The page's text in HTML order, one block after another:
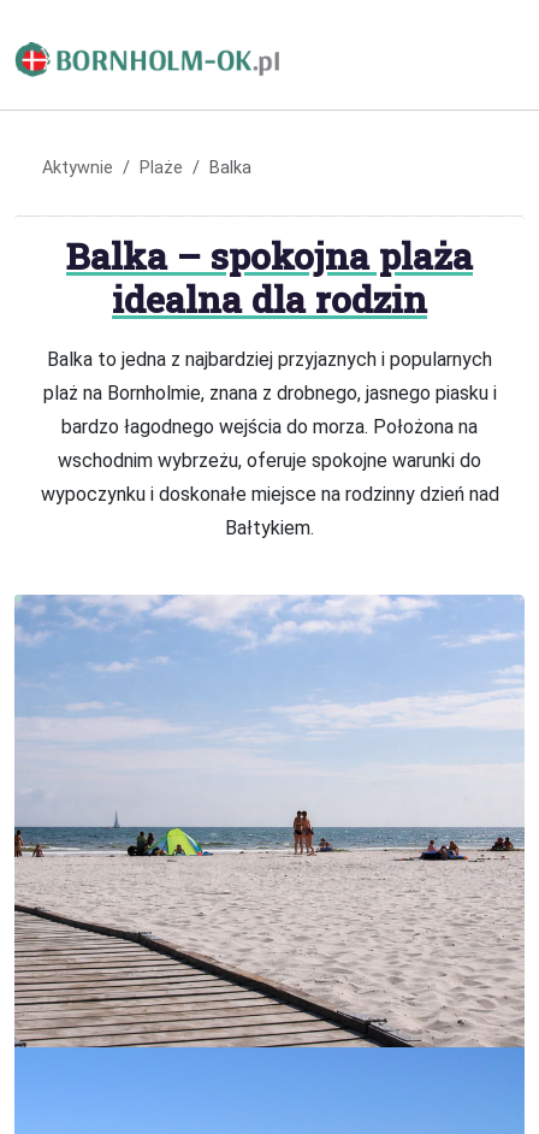
Aktywnie Plaże Balka
Balka – spokojna plaża
idealna dla rodzin
Balka to jedna z najbardziej przyjaznych i popularnych
plaż na Bornholmie, znana z drobnego, jasnego piasku i
bardzo łagodnego wejścia do morza. Położona na
wschodnim wybrzeżu, oferuje spokojne warunki do
wypoczynku i doskonałe miejsce na rodzinny dzień nad
Bałtykiem.